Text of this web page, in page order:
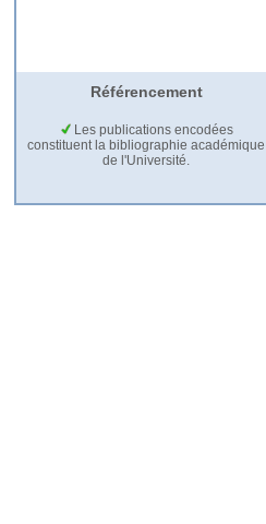
Référencement
Les publications encodées
constituent la bibliographie académique
de l'Université.